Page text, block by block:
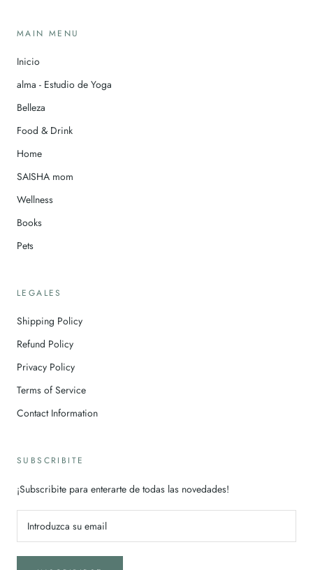
MAIN MENU
Inicio
alma - Estudio de Yoga
Belleza
Food & Drink
Home
SAISHA mom
Wellness
Books
Pets
LEGALES
Shipping Policy
Refund Policy
Privacy Policy
Terms of Service
Contact Information
SUBSCRIBITE
¡Subscribite para enterarte de todas las novedades!